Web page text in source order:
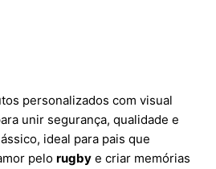
personalizados com visual
unir segurança, qualidade e
ideal para pais que
pelo rugby e criar memórias